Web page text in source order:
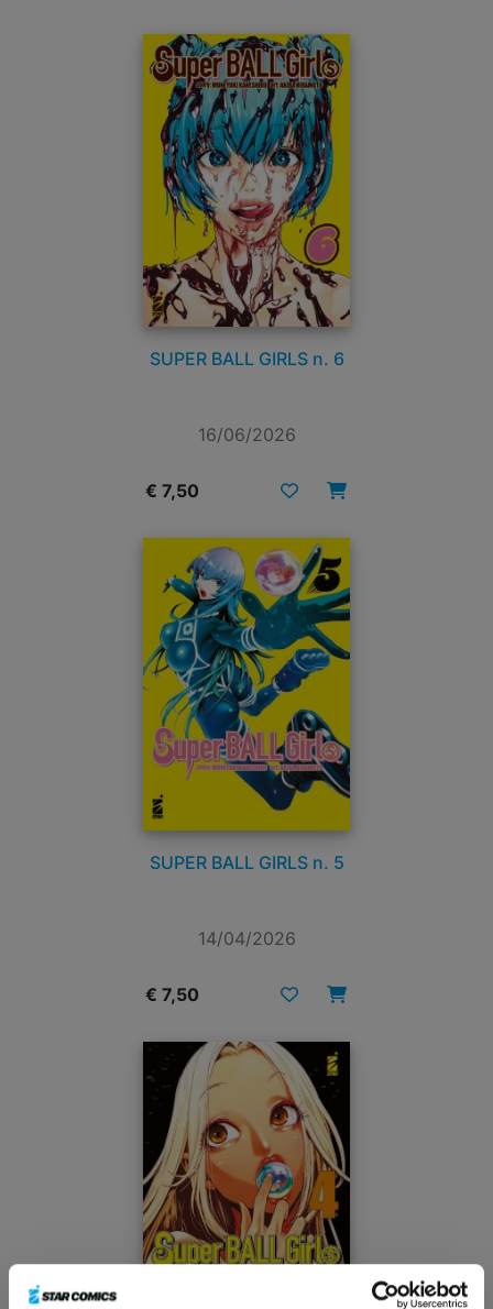
SUPER BALL GIRLS n. 6
16/06/2026
€ 7,50
SUPER BALL GIRLS n. 5
14/04/2026
€ 7,50